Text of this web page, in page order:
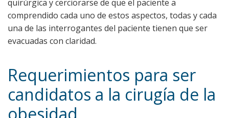
quirúrgica y cerciorarse de que el paciente a
comprendido cada uno de estos aspectos, todas y cada
una de las interrogantes del paciente tienen que ser
evacuadas con claridad.
Requerimientos para ser
candidatos a la cirugía de la
obesidad